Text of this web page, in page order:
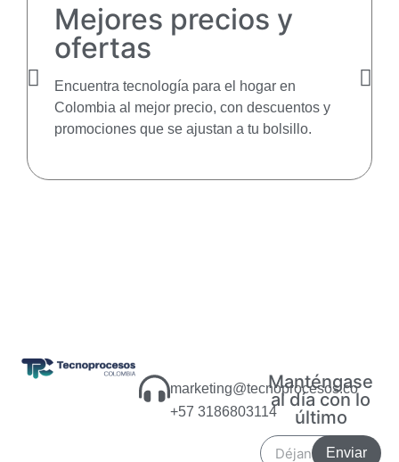
Mejores precios y
ofertas
Encuentra tecnología para el hogar en
Colombia al mejor precio, con descuentos y
promociones que se ajustan a tu bolsillo.
marketing@tecnoprocesos.co
+57 3186803114
Manténgase
al día con lo
último
Enviar